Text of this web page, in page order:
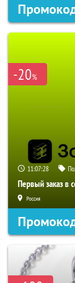
-20%
11:07:27
Первый заказ в
Россия